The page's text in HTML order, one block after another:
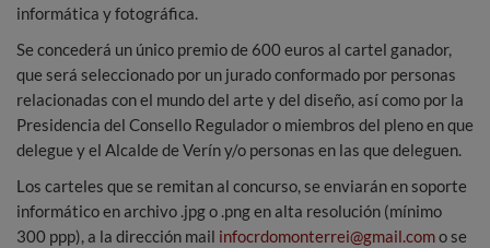
informática y fotográfica.
Se concederá un único premio de 600 euros al cartel ganador,
que será seleccionado por un jurado conformado por personas
relacionadas con el mundo del arte y del diseño, así como por la
Presidencia del Consello Regulador o miembros del pleno en que
delegue y el Alcalde de Verín y/o personas en las que deleguen.
Los carteles que se remitan al concurso, se enviarán en soporte
informático en archivo .jpg o .png en alta resolución (mínimo
300 ppp), a la dirección mail infocrdomonterrei@gmail.como se